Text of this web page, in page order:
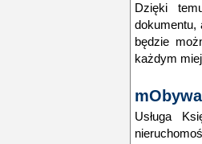
Dzięki
dokumentu,
będzie
każdym
Usługa